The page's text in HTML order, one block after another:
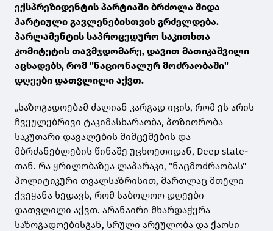
ექსპრეზიდენტის პარტიაში ბრძოლა შიდა
პარტიული გავლენებისთვის გრძელდება.
პარლამენტის საპროცედურო საკითხთა
კომიტეტის თავმჯდომარე, დავით მათიკაშვილი
აცხადებს, რომ "ნაციონალურ მოძრაობაში"
დღეები დათვლილი აქვთ.
„საზოგადოებამ ძალიან კარგად იცის, რომ ეს არის
ჩვეულებრივი ტაკიმასხარაობა, პოზიორობა
საკუთარი დავალების მიმცემების და
მბრძანებლების წინაშე უცხოეთიდან, Deep state-
თან. რა ყრილობაზეა ლაპარაკი, "ნაცმოძრაობას"
პოლიტიკური თვალსაზრისით, მართლაც მთელი
ქვეყანა ხედავს, რომ საბოლოო დღეები
დათვლილი აქვთ. არანაირი მხარდაჭერა
საზოგადოებისგან, სრული არეულობა და ქაოსი